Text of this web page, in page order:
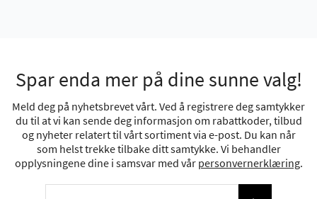
Spar enda mer på dine sunne valg!
Meld deg på nyhetsbrevet vårt. Ved å registrere deg samtykker
du til at vi kan sende deg informasjon om rabattkoder, tilbud
og nyheter relatert til vårt sortiment via e-post. Du kan når
som helst trekke tilbake ditt samtykke. Vi behandler
opplysningene dine i samsvar med vår personvernerklæring.